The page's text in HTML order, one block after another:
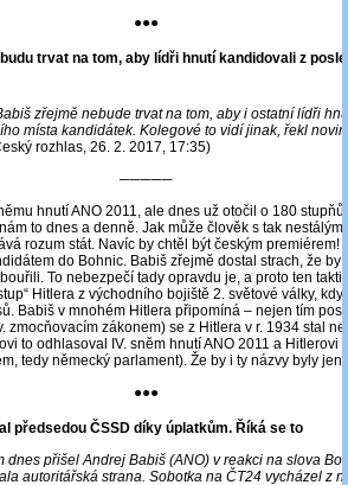
●●●
trvat na tom, aby lídři hnutí kandidovali z
zřejmě nebude trvat na tom, aby i ostatní lídři
místa kandidátek. Kolegové to vidí jinak, řekl
rozhlas, 26. 2. 2017, 17:35)
─────
hnutí ANO 2011, ale dnes už otočil o 180
to dnes a denně. Jak může člověk s tak
rozum stát. Navíc by chtěl být českým premiérem!
do Bohnic. Babiš zřejmě dostal strach, že by
To nebezpečí tady opravdu je, a proto ten
Hitlera z východního bojiště 2. světové války,
Babiš v mnohém Hitlera připomíná – nejen tím
zmocňovacím zákonem) se z Hitlera v r. 1934 stal
to odhlasoval IV. sněm hnutí ANO 2011 a Hitlerovi
tedy německý parlament). Že by i ty názvy byly
●●●
předsedou ČSSD díky úplatkům. Říká se to
dnes přišel Andrej Babiš (ANO) v reakci na slova
autoritářská strana. Sobotka na ČT24 vycházel z